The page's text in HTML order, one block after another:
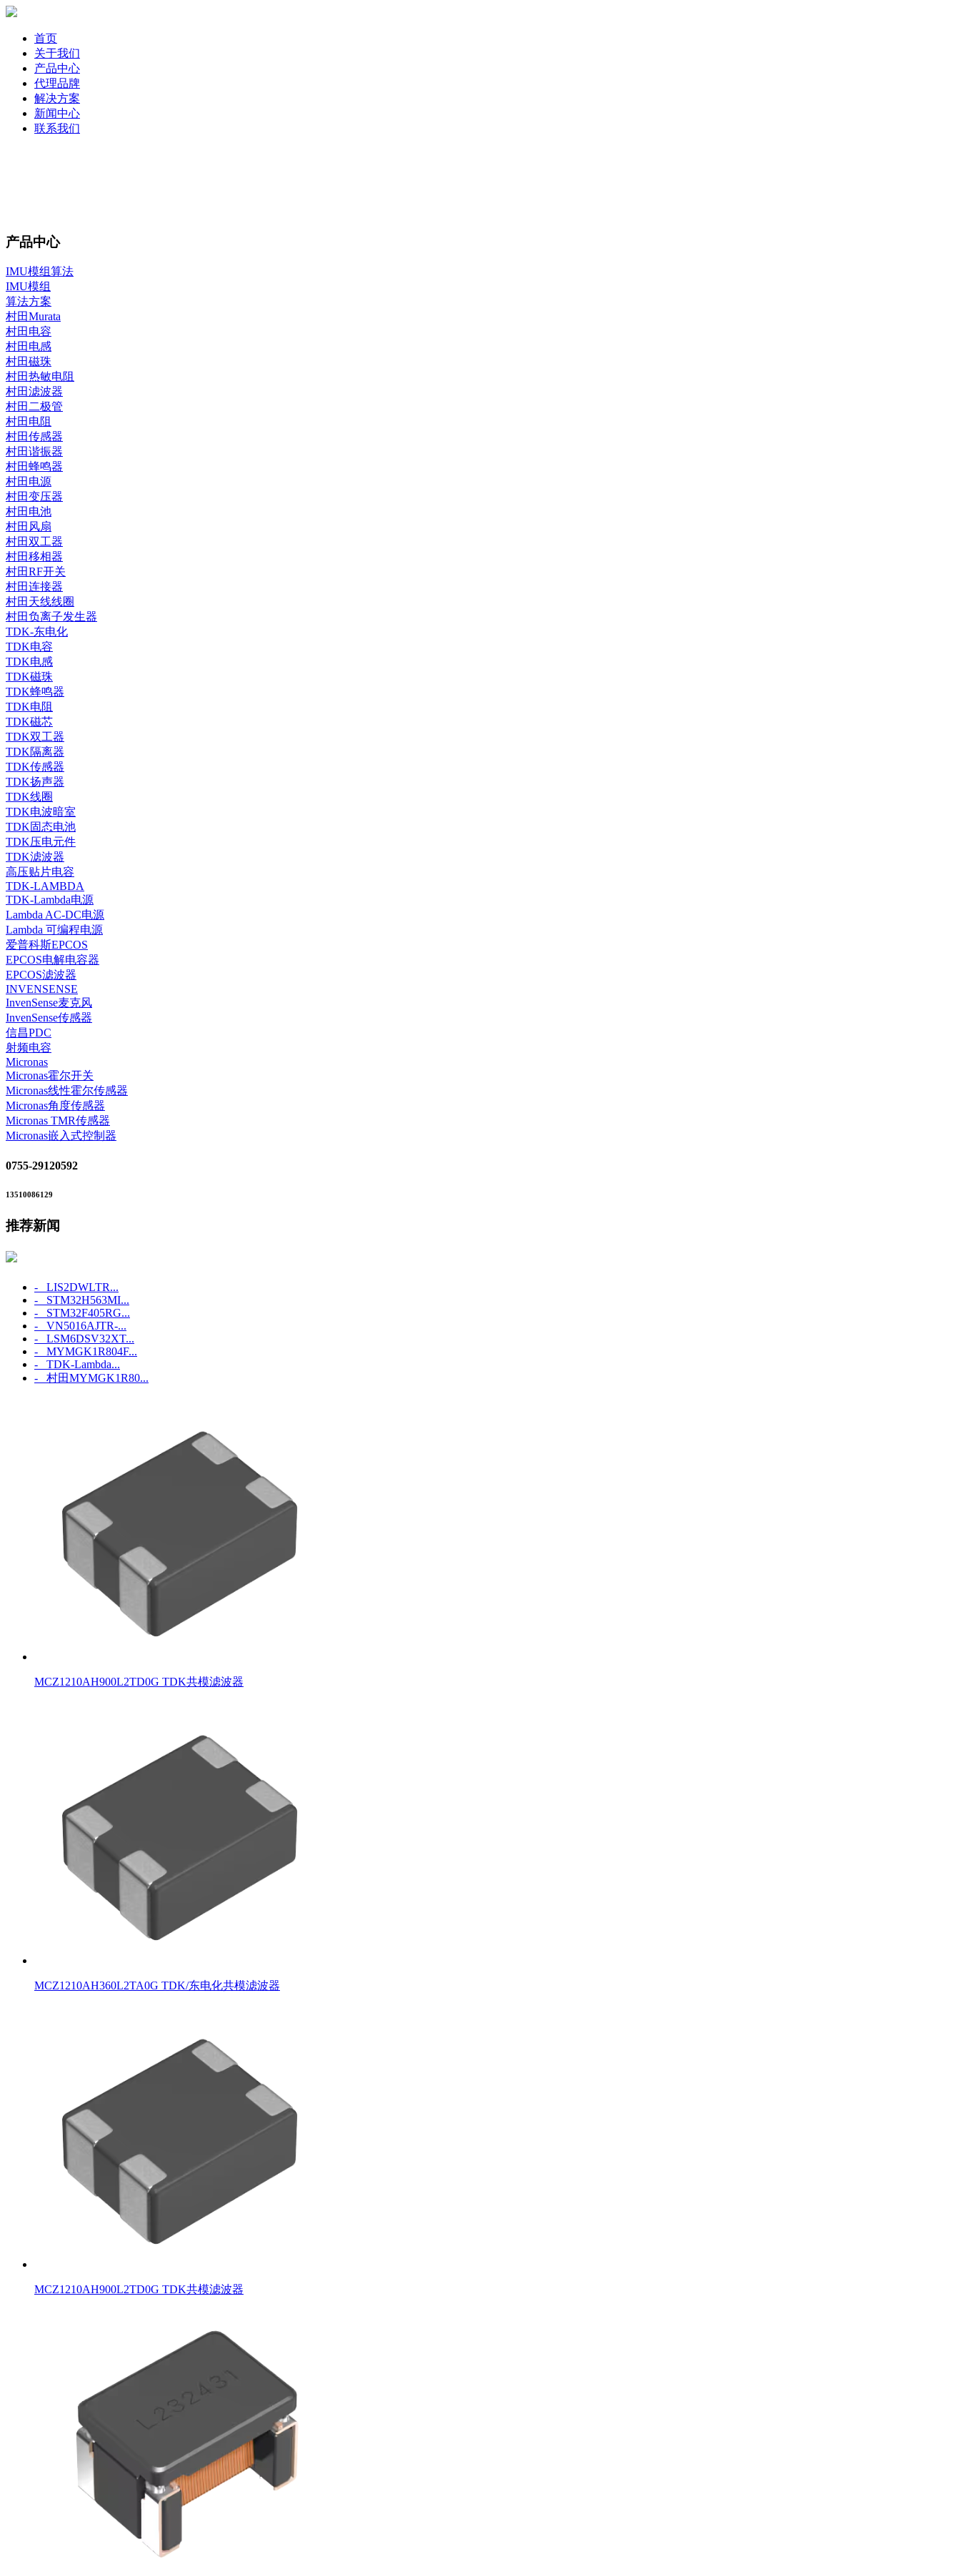
首页
关于我们
产品中心
代理品牌
解决方案
新闻中心
联系我们
产品中心
IMU模组算法
IMU模组
算法方案
村田Murata
村田电容
村田电感
村田磁珠
村田热敏电阻
村田滤波器
村田二极管
村田电阻
村田传感器
村田谐振器
村田蜂鸣器
村田电源
村田变压器
村田电池
村田风扇
村田双工器
村田移相器
村田RF开关
村田连接器
村田天线线圈
村田负离子发生器
TDK-东电化
TDK电容
TDK电感
TDK磁珠
TDK蜂鸣器
TDK电阻
TDK磁芯
TDK双工器
TDK隔离器
TDK传感器
TDK扬声器
TDK线圈
TDK电波暗室
TDK固态电池
TDK压电元件
TDK滤波器
高压贴片电容
TDK-LAMBDA
TDK-Lambda电源
Lambda AC-DC电源
Lambda 可编程电源
爱普科斯EPCOS
EPCOS电解电容器
EPCOS滤波器
INVENSENSE
InvenSense麦克风
InvenSense传感器
信昌PDC
射频电容
Micronas
Micronas霍尔开关
Micronas线性霍尔传感器
Micronas角度传感器
Micronas TMR传感器
Micronas嵌入式控制器
0755-29120592
13510086129
推荐新闻
- LIS2DWLTR...
- STM32H563MI...
- STM32F405RG...
- VN5016AJTR-...
- LSM6DSV32XT...
- MYMGK1R804F...
- TDK-Lambda...
- 村田MYMGK1R80...
MCZ1210AH900L2TD0G TDK共模滤波器
MCZ1210AH360L2TA0G TDK/东电化共模滤波器
MCZ1210AH900L2TD0G TDK共模滤波器